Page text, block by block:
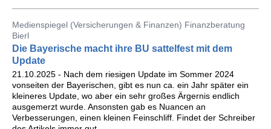
Medienspiegel (Versicherungen & Finanzen) Finanzberatung
Bierl
Die Bayerische macht ihre BU sattelfest mit dem
Update
21.10.2025 - Nach dem riesigen Update im Sommer 2024
vonseiten der Bayerischen, gibt es nun ca. ein Jahr später ein
kleineres Update, wo aber ein sehr großes Ärgernis endlich
ausgemerzt wurde. Ansonsten gab es Nuancen an
Verbesserungen, einen kleinen Feinschliff. Findet der Schreiber